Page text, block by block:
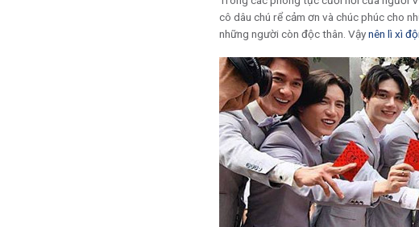
cô dâu chú rể cảm ơn và chúc phúc cho
những người còn độc thân. Vậynên lì xì